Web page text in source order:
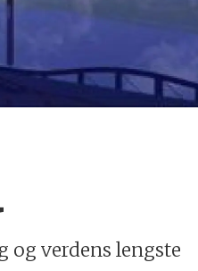
og verdens lengste